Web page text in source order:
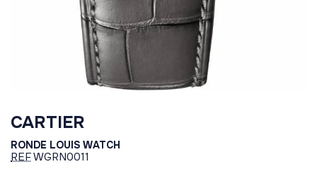
CARTIER
RONDE LOUIS WATCH
REFWGRN0011